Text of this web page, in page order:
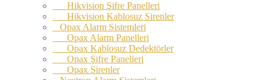
Hikvision Şifre Panelleri
Hikvision Kablosuz Sirenler
Opax Alarm Sistemleri
Opax Alarm Panelleri
Opax Kablosuz Dedektörler
Opax Şifre Panelleri
Opax Sirenler